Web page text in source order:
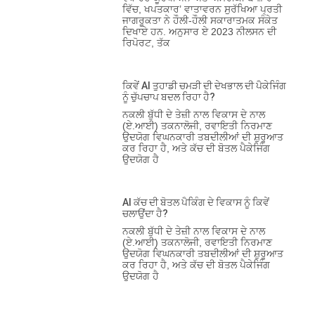
ਵਿੱਚ, ਖਪਤਕਾਰ’ ਵਾਤਾਵਰਨ ਸੁਰੱਖਿਆ ਪ੍ਰਤੀ
ਜਾਗਰੂਕਤਾ ਨੇ ਹੌਲੀ-ਹੌਲੀ ਸਕਾਰਾਤਮਕ ਸੰਕੇਤ
ਦਿਖਾਏ ਹਨ. ਅਨੁਸਾਰ ਏ 2023 ਨੀਲਸਨ ਦੀ
ਰਿਪੋਰਟ, ਤੱਕ
ਕਿਵੇਂ AI ਤੁਹਾਡੀ ਚਮੜੀ ਦੀ ਦੇਖਭਾਲ ਦੀ ਪੈਕੇਜਿੰਗ
ਨੂੰ ਚੁੱਪਚਾਪ ਬਦਲ ਰਿਹਾ ਹੈ?
ਨਕਲੀ ਬੁੱਧੀ ਦੇ ਤੇਜ਼ੀ ਨਾਲ ਵਿਕਾਸ ਦੇ ਨਾਲ
(ਏ.ਆਈ) ਤਕਨਾਲੋਜੀ, ਰਵਾਇਤੀ ਨਿਰਮਾਣ
ਉਦਯੋਗ ਵਿਘਨਕਾਰੀ ਤਬਦੀਲੀਆਂ ਦੀ ਸ਼ੁਰੂਆਤ
ਕਰ ਰਿਹਾ ਹੈ, ਅਤੇ ਕੱਚ ਦੀ ਬੋਤਲ ਪੈਕੇਜਿੰਗ
ਉਦਯੋਗ ਹੈ
AI ਕੱਚ ਦੀ ਬੋਤਲ ਪੈਕਿੰਗ ਦੇ ਵਿਕਾਸ ਨੂੰ ਕਿਵੇਂ
ਚਲਾਉਂਦਾ ਹੈ?
ਨਕਲੀ ਬੁੱਧੀ ਦੇ ਤੇਜ਼ੀ ਨਾਲ ਵਿਕਾਸ ਦੇ ਨਾਲ
(ਏ.ਆਈ) ਤਕਨਾਲੋਜੀ, ਰਵਾਇਤੀ ਨਿਰਮਾਣ
ਉਦਯੋਗ ਵਿਘਨਕਾਰੀ ਤਬਦੀਲੀਆਂ ਦੀ ਸ਼ੁਰੂਆਤ
ਕਰ ਰਿਹਾ ਹੈ, ਅਤੇ ਕੱਚ ਦੀ ਬੋਤਲ ਪੈਕੇਜਿੰਗ
ਉਦਯੋਗ ਹੈ